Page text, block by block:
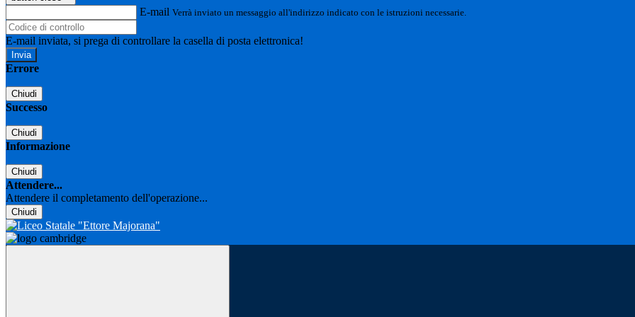
E-mail Verrà inviato un messaggio all'indirizzo indicato con le istruzioni necessarie.
E-mail inviata, si prega di controllare la casella di posta elettronica!
Errore
Chiudi
Successo
Chiudi
Informazione
Chiudi
Attendere...
Attendere il completamento dell'operazione...
Chiudi